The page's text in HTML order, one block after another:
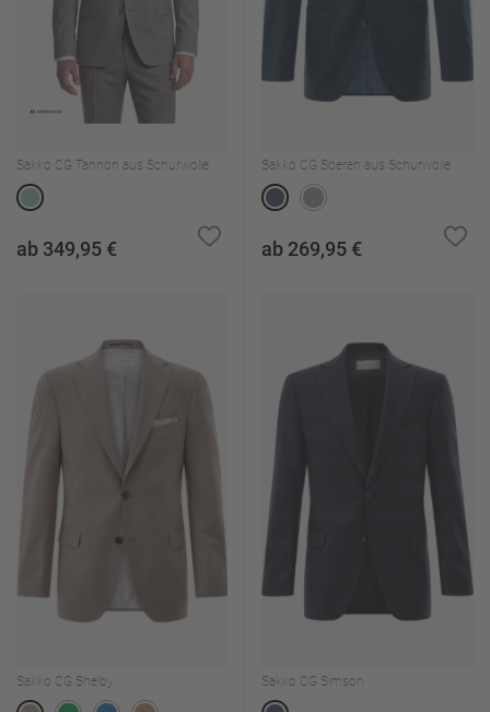
Sakko CG Tannon aus Schurwolle
ab 349,95 €
Sakko CG Soeren aus Schurwolle
ab 269,95 €
Sakko CG Shelby Sakko CG Simson